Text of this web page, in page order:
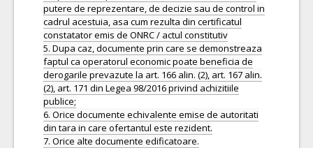
putere de reprezentare, de decizie sau de control in
cadrul acestuia, asa cum rezulta din certificatul
constatator emis de ONRC / actul constitutiv
5. Dupa caz, documente prin care se demonstreaza
faptul ca operatorul economic poate beneficia de
derogarile prevazute la art. 166 alin. (2), art. 167 alin.
(2), art. 171 din Legea 98/2016 privind achizitiile
publice;
6. Orice documente echivalente emise de autoritati
din tara in care ofertantul este rezident.
7. Orice alte documente edificatoare.